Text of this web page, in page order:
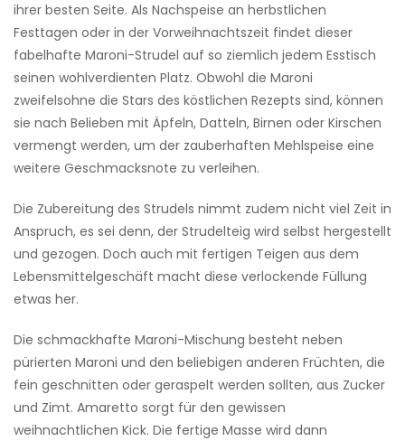
ihrer besten Seite. Als Nachspeise an herbstlichen
Festtagen oder in der Vorweihnachtszeit findet dieser
fabelhafte Maroni-Strudel auf so ziemlich jedem Esstisch
seinen wohlverdienten Platz. Obwohl die Maroni
zweifelsohne die Stars des köstlichen Rezepts sind, können
sie nach Belieben mit Äpfeln, Datteln, Birnen oder Kirschen
vermengt werden, um der zauberhaften Mehlspeise eine
weitere Geschmacksnote zu verleihen.
Die Zubereitung des Strudels nimmt zudem nicht viel Zeit in
Anspruch, es sei denn, der Strudelteig wird selbst hergestellt
und gezogen. Doch auch mit fertigen Teigen aus dem
Lebensmittelgeschäft macht diese verlockende Füllung
etwas her.
Die schmackhafte Maroni-Mischung besteht neben
pürierten Maroni und den beliebigen anderen Früchten, die
fein geschnitten oder geraspelt werden sollten, aus Zucker
und Zimt. Amaretto sorgt für den gewissen
weihnachtlichen Kick. Die fertige Masse wird dann